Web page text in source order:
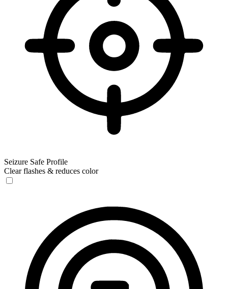
Seizure Safe Profile
Clear flashes & reduces color